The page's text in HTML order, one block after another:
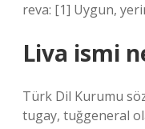
reva: [1] Uygun,
Liva ismi
Türk Dil Kurumu
tugay, tuğgeneral